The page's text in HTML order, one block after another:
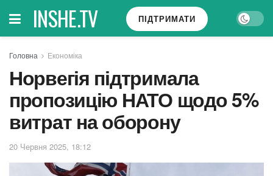
INSHE.TV ПІДТРИМАТИ
Головна Економіка
Норвегія підтримала
пропозицію НАТО щодо 5%
витрат на оборону
20 Червня 2025, 18:12